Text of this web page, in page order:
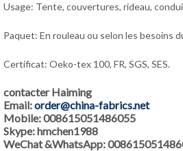
Usage: Tente, couvertures, rideau,
Paquet: En rouleau ou selon les besoins
Certificat: Oeko-tex 100, FR, SGS, SES.
contacter Haiming
Email:order@china-fabrics.net
Mobile: 008615051486055
Skype: hmchen1988
WeChat &WhatsApp: